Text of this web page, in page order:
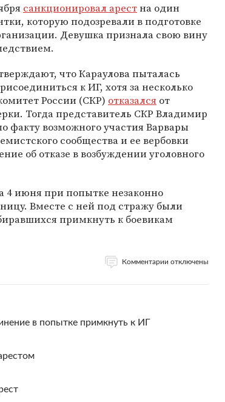
санкционировал арестна один
которую подозревали в подготовке
Девушка признала свою вину
что Караулова пыталась
к ИГ, хотя за несколько
России (СКР) отказался от
Тогда представитель СКР Владимир
факту возможного участия Варвары
сообщества и ее вербовки
об отказе в возбуждении уголовного
4 июня при попытке незаконно
Вместе с ней под стражу были
примкнуть к боевикам
Комментарии отключены
в попытке примкнуть к ИГ